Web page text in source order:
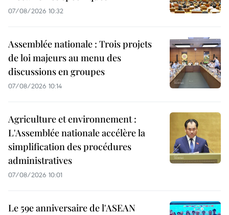
07/08/2026 10:32
Assemblée nationale : Trois projets
de loi majeurs au menu des
discussions en groupes
07/08/2026 10:14
Agriculture et environnement :
L'Assemblée nationale accélère la
simplification des procédures
administratives
07/08/2026 10:01
Le 59e anniversaire de l'ASEAN